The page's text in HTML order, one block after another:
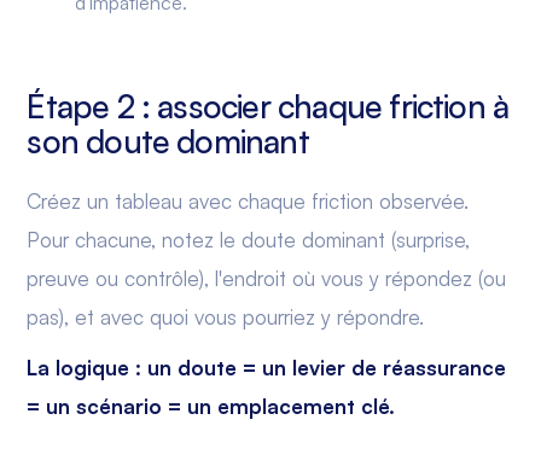
Étape 2 : associer chaque friction à
son doute dominant
Créez un tableau avec chaque friction observée.
Pour chacune, notez le doute dominant (surprise,
preuve ou contrôle), l'endroit où vous y répondez (ou
pas), et avec quoi vous pourriez y répondre.
La logique : un doute = un levier de réassurance
= un scénario = un emplacement clé.